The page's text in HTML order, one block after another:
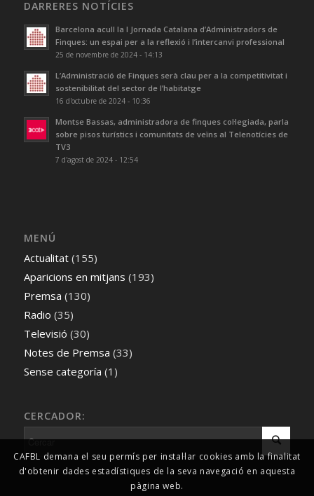
DARRERES NOTÍCIES
Barcelona acull la I Jornada Catalana d’Administradors de
Finques: un espai per a la reflexió i l’intercanvi professional
25 de novembre de 2024 - 14:13
L’Administració de Finques serà clau per a la competitivitat i
sostenibilitat del sector de l’habitatge
16 d'octubre de 2024 - 10:36
Montse Bassas, administradora de finques col·legiada, parla
sobre pisos turístics i comunitats de veïns al Telenotícies de
TV3
7 d'agost de 2024 - 12:54
MENÚ
Actualitat(155)
Aparicions en mitjans (193)
Premsa (130)
Radio (35)
Televisió (30)
Notes de Premsa (33)
Sense categoría (1)
CERCADOR:
CAFBL demana el seu permís per instal·lar cookies amb la finalitat
d'obtenir dades estadístiques de la seva navegació en aquesta
pàgina web.